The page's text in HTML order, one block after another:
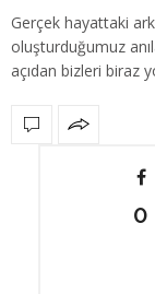
Gerçek hayattaki
oluşturduğumuz
açıdan bizleri biraz
0